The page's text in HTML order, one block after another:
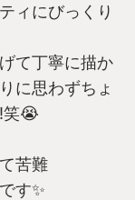
ィにびっくり
て丁寧に描か
に思わずちょ
笑😭
苦難
す✨